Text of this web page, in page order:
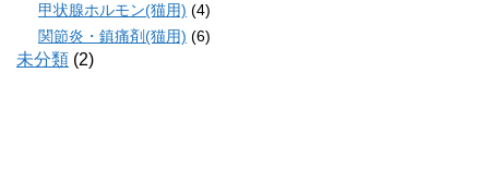
甲状腺ホルモン(猫用) (4)
関節炎・鎮痛剤(猫用) (6)
未分類 (2)